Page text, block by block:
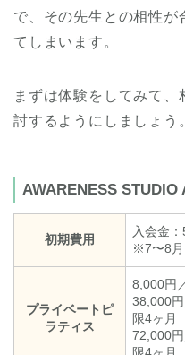
で、その先生との相性が
てしまいます。
まずは体験をしてみて
討するようにしましょう
AWARENESS
初期費用
入会金
※7〜8月
プライベートピ
ラティス
8,000円
38,000
限4ヶ月
72,000